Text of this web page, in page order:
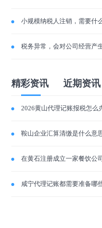
小规模纳税人注销，需要什
税务异常，会对公司经营产
精彩资讯 近期资讯
2026黄山代理记账报税怎么办
鞍山企业汇算清缴是什么意
在黄石注册成立一家餐饮公
咸宁代理记账都需要准备哪